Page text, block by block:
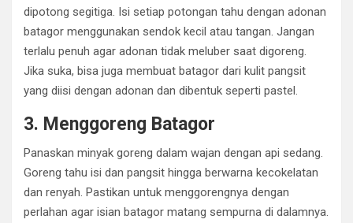
dipotong segitiga. Isi setiap potongan tahu dengan adonan
batagor menggunakan sendok kecil atau tangan. Jangan
terlalu penuh agar adonan tidak meluber saat digoreng.
Jika suka, bisa juga membuat batagor dari kulit pangsit
yang diisi dengan adonan dan dibentuk seperti pastel.
3. Menggoreng Batagor
Panaskan minyak goreng dalam wajan dengan api sedang.
Goreng tahu isi dan pangsit hingga berwarna kecokelatan
dan renyah. Pastikan untuk menggorengnya dengan
perlahan agar isian batagor matang sempurna di dalamnya.